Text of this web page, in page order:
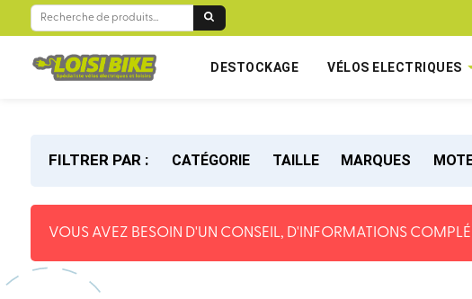
RECHERCHE
DESTOCKAGE VÉLOS ELECTRIQUES
FILTRER PAR : CATÉGORIE TAILLE MARQUES
VOUS AVEZ BESOIN D'UN CONSEIL, D'INFORMATIONS